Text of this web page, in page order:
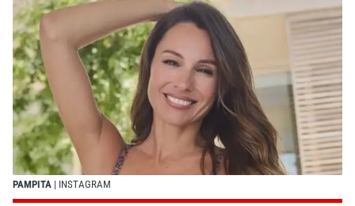
PAMPITA | INSTAGRAM